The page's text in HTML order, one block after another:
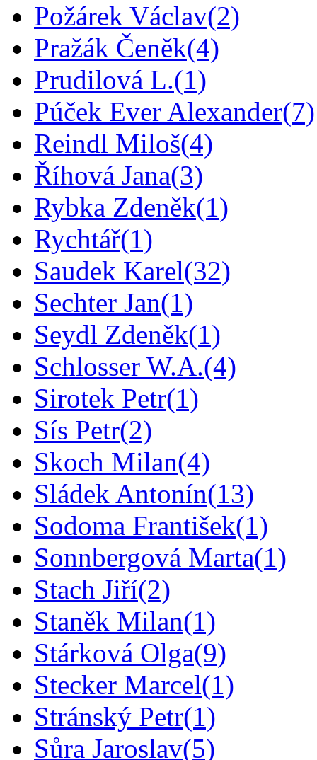
Požárek Václav(2)
Pražák Čeněk(4)
Prudilová L.(1)
Púček Ever Alexander(7)
Reindl Miloš(4)
Říhová Jana(3)
Rybka Zdeněk(1)
Rychtář(1)
Saudek Karel(32)
Sechter Jan(1)
Seydl Zdeněk(1)
Schlosser W.A.(4)
Sirotek Petr(1)
Sís Petr(2)
Skoch Milan(4)
Sládek Antonín(13)
Sodoma František(1)
Sonnbergová Marta(1)
Stach Jiří(2)
Staněk Milan(1)
Stárková Olga(9)
Stecker Marcel(1)
Stránský Petr(1)
Sůra Jaroslav(5)